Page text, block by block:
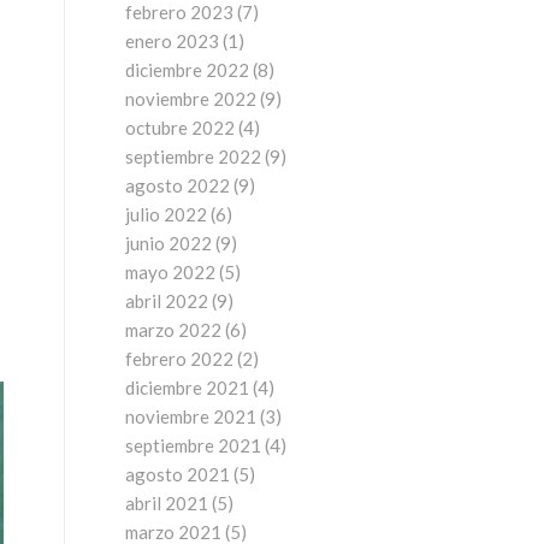
febrero 2023 (7)
enero 2023 (1)
diciembre 2022 (8)
noviembre 2022 (9)
octubre 2022 (4)
septiembre 2022 (9)
agosto 2022 (9)
julio 2022 (6)
junio 2022 (9)
mayo 2022 (5)
abril 2022 (9)
marzo 2022 (6)
febrero 2022 (2)
diciembre 2021 (4)
noviembre 2021 (3)
septiembre 2021 (4)
agosto 2021 (5)
abril 2021 (5)
marzo 2021 (5)